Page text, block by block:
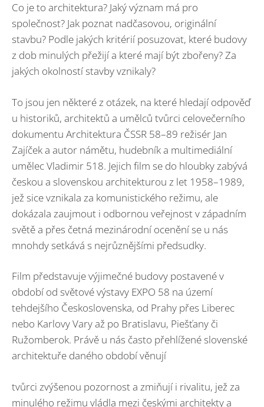
Co je to architektura? Jaký význam má pro
společnost? Jak poznat nadčasovou, originální
stavbu? Podle jakých kritérií posuzovat, které budovy
z dob minulých přežijí a které mají být zbořeny? Za
jakých okolností stavby vznikaly?
To jsou jen některé z otázek, na které hledají odpověď
u historiků, architektů a umělců tvůrci celovečerního
dokumentu Architektura ČSSR 58–89 režisér Jan
Zajíček a autor námětu, hudebník a multimediální
umělec Vladimir 518. Jejich film se do hloubky zabývá
českou a slovenskou architekturou z let 1958–1989,
jež sice vznikala za komunistického režimu, ale
dokázala zaujmout i odbornou veřejnost v západním
světě a přes četná mezinárodní ocenění se u nás
mnohdy setkává s nejrůznějšími předsudky.
Film představuje výjimečné budovy postavené v
období od světové výstavy EXPO 58 na území
tehdejšího Československa, od Prahy přes Liberec
nebo Karlovy Vary až po Bratislavu, Piešťany či
Ružomberok. Právě u nás často přehlížené slovenské
architektuře daného období věnují
tvůrci zvýšenou pozornost a zmiňují i rivalitu, jež za
minulého režimu vládla mezi českými architekty a